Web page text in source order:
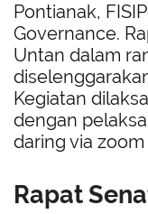
Pontianak,
Governance.
Untan dalam
Kegiatan
dengan
daring via
Rapat